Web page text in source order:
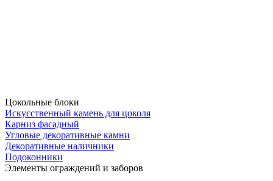
Цокольные блоки
Искусственный камень для цоколя
Карниз фасадный
Угловые декоративные камни
Декоративные наличники
Подоконники
Элементы ограждений и заборов